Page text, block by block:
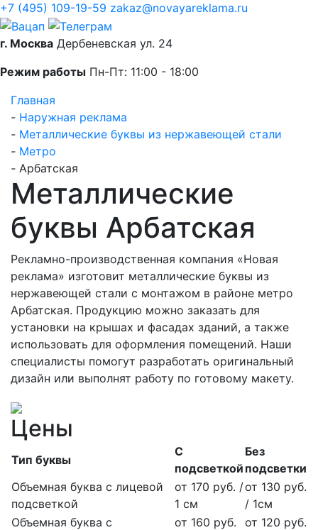
+7 (495) 109-19-59 zakaz@novayareklama.ru
г. Москва Дербеневская ул. 24
Режим работы Пн-Пт: 11:00 - 18:00
Главная
- Наружная реклама
- Металлические буквы из нержавеющей стали
- Метро
- Арбатская
Металлические
буквы Арбатская
Рекламно-производственная компания «Новая
реклама» изготовит металлические буквы из
нержавеющей стали с монтажом в районе метро
Арбатская. Продукцию можно заказать для
установки на крышах и фасадах зданий, а также
использовать для оформления помещений. Наши
специалисты помогут разработать оригинальный
дизайн или выполнят работу по готовому макету.
Цены
Тип буквы
С
подсветкой
Без
подсветки
Объемная буква с лицевой
подсветкой
от 170 руб. /
1 см
от 130 руб.
/ 1см
Объемная буква с
от 160 руб.
от 120 руб.